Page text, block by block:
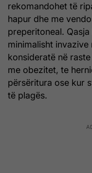
rekomandohet të
hapur dhe me
preperitoneal.
minimalisht
konsideratë në
me obezitet, te
përsëritura ose kur
të plagës.